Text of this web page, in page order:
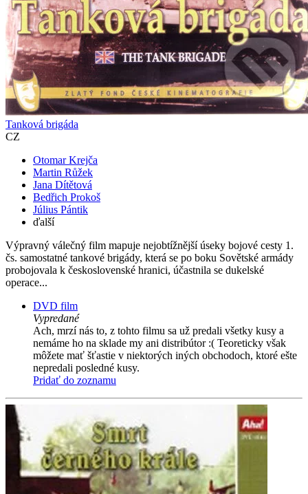
Tanková brigáda
CZ
Otomar Krejča
Martin Růžek
Jana Dítětová
Bedřich Prokoš
Július Pántik
ďalší
Výpravný válečný film mapuje nejobtížnější úseky bojové cesty 1.
čs. samostatné tankové brigády, která se po boku Sovětské armády
probojovala k československé hranici, účastnila se dukelské
operace...
DVD film
Vypredané
Ach, mrzí nás to, z tohto filmu sa už predali všetky kusy a
nemáme ho na sklade my ani distribútor :( Teoreticky však
môžete mať šťastie v niektorých iných obchodoch, ktoré ešte
nepredali posledné kusy.
Pridať do zoznamu